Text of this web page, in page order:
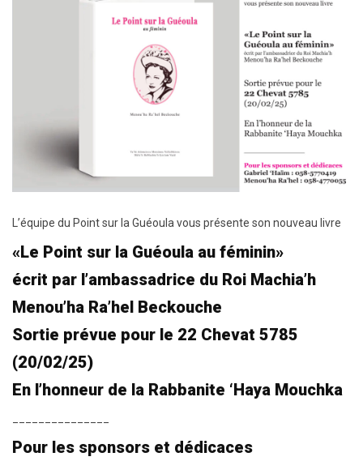
L’équipe du Point sur la Guéoula vous présente son nouveau livre
«Le Point sur la Guéoula au féminin»
écrit par l’ambassadrice du Roi Machia’h
Menou’ha Ra’hel Beckouche
Sortie prévue pour le 22 Chevat 5785
(20/02/25)
En l’honneur de la Rabbanite ‘Haya Mouchka
Pour les sponsors et dédicaces